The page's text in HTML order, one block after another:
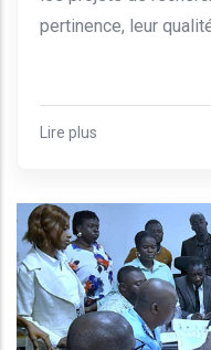
pertinence, leur
Lire plus